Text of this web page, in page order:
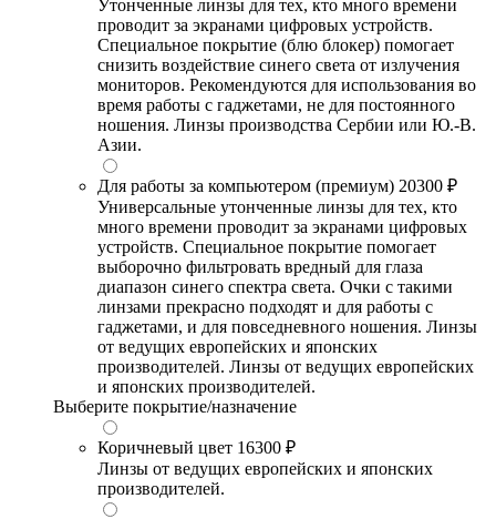
Утонченные линзы для тех, кто много времени
проводит за экранами цифровых устройств.
Специальное покрытие (блю блокер) помогает
снизить воздействие синего света от излучения
мониторов. Рекомендуются для использования во
время работы с гаджетами, не для постоянного
ношения. Линзы производства Сербии или Ю.-В.
Азии.
Для работы за компьютером (премиум) 20300 ₽
Универсальные утонченные линзы для тех, кто
много времени проводит за экранами цифровых
устройств. Специальное покрытие помогает
выборочно фильтровать вредный для глаза
диапазон синего спектра света. Очки с такими
линзами прекрасно подходят и для работы с
гаджетами, и для повседневного ношения. Линзы
от ведущих европейских и японских
производителей. Линзы от ведущих европейских
и японских производителей.
Выберите покрытие/назначение
Коричневый цвет 16300 ₽
Линзы от ведущих европейских и японских
производителей.